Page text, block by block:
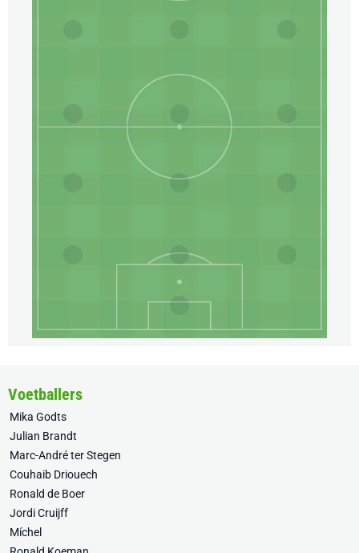
Voetballers
Mika Godts
Julian Brandt
Marc-André ter Stegen
Couhaib Driouech
Ronald de Boer
Jordi Cruijff
Míchel